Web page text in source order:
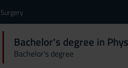
Bachelor's degree in
Bachelor's degree